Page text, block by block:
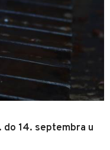
do 14. septembra u